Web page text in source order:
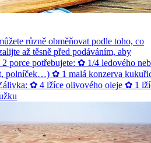
různě obměňovat podle toho, co
až těsně před podáváním, aby
porce potřebujete: ✿ 1/4 ledového
polníček…) ✿ 1 malá konzerva
✿ 4 lžíce olivového oleje ✿ 1